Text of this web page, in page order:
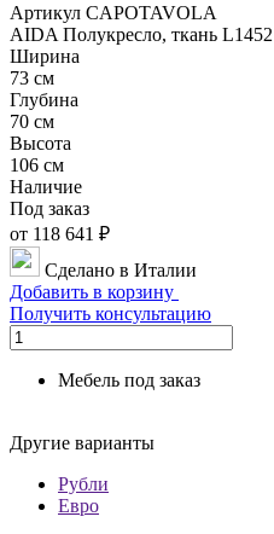
Артикул CAPOTAVOLA
AIDA Полукресло, ткань
Ширина
73 см
Глубина
70 см
Высота
106 см
Наличие
Под заказ
от 118 641 ₽
Сделано в Италии
Добавить в корзину
Получить консультацию
Мебель под заказ
Другие варианты
Рубли
Евро